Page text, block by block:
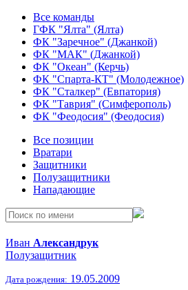
Все команды
ГФК "Ялта" (Ялта)
ФК "Заречное" (Джанкой)
ФК "МАК" (Джанкой)
ФК "Океан" (Керчь)
ФК "Спарта-КТ" (Молодежное)
ФК "Сталкер" (Евпатория)
ФК "Таврия" (Симферополь)
ФК "Феодосия" (Феодосия)
Все позиции
Вратари
Защитники
Полузащитники
Нападающие
Иван Александрук
Полузащитник
Дата рождения: 19.05.2009